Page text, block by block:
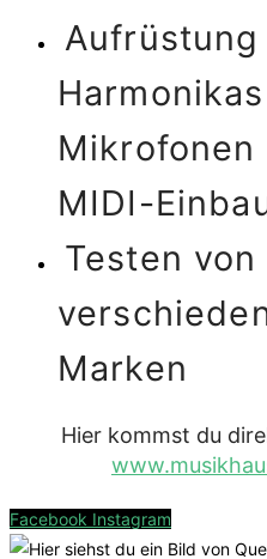
Aufrüstung
MIDI-
Testen
Marken
Hier kommst du
Facebook Instagram